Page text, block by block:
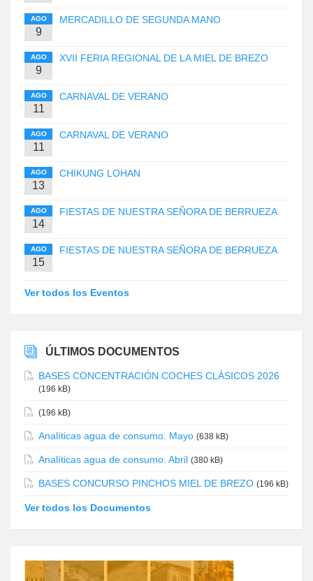
AGO
9
MERCADILLO DE SEGUNDA MANO
AGO
9
XVII FERIA REGIONAL DE LA MIEL DE BREZO
AGO
11
CARNAVAL DE VERANO
AGO
11
CARNAVAL DE VERANO
AGO
13
CHIKUNG LOHAN
AGO
14
FIESTAS DE NUESTRA SEÑORA DE BERRUEZA
AGO
15
FIESTAS DE NUESTRA SEÑORA DE BERRUEZA
Ver todos los Eventos
ÚLTIMOS DOCUMENTOS
BASES CONCENTRACIÓN COCHES CLÁSICOS 2026
(196 kB)
(196 kB)
Analíticas agua de consumo. Mayo (638 kB)
Analíticas agua de consumo. Abril (380 kB)
BASES CONCURSO PINCHOS MIEL DE BREZO (196 kB)
Ver todos los Documentos